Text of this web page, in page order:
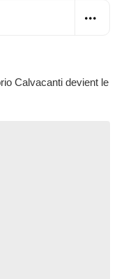
Calvacanti devient le